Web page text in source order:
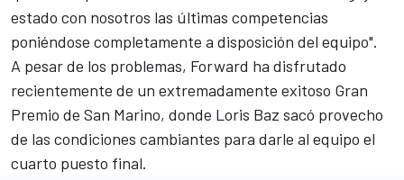
estado con nosotros las últimas competencias
poniéndose completamente a disposición del equipo".
A pesar de los problemas, Forward ha disfrutado
recientemente de un extremadamente exitoso Gran
Premio de San Marino, donde Loris Baz sacó provecho
de las condiciones cambiantes para darle al equipo el
cuarto puesto final.